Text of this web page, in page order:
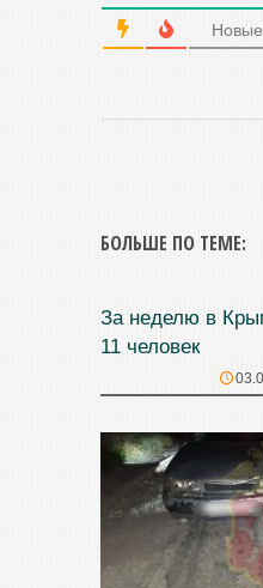
Новые
БОЛЬШЕ ПО ТЕМЕ:
За неделю в
11 человек